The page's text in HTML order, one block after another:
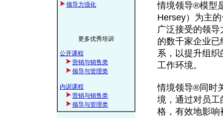
领导力强化
更多优秀培训
公开课程
营销与销售类
领导与管理类
内训课程
营销与销售类
领导与管理类
情境领导®模型
Hersey）为主
广泛接受的领
的数千家企业
系，以提升组
工作环境。
情境领导®同时
境，通过对员
格，有效地影